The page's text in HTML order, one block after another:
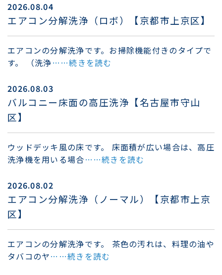
2026.08.04
エアコン分解洗浄（ロボ）【京都市上京区】
エアコンの分解洗浄です。お掃除機能付きのタイプで
す。 （洗浄……続きを読む
2026.08.03
バルコニー床面の高圧洗浄【名古屋市守山
区】
ウッドデッキ風の床です。 床面積が広い場合は、高圧
洗浄機を用いる場合……続きを読む
2026.08.02
エアコン分解洗浄（ノーマル）【京都市上京
区】
エアコンの分解洗浄です。 茶色の汚れは、料理の油や
タバコのヤ……続きを読む